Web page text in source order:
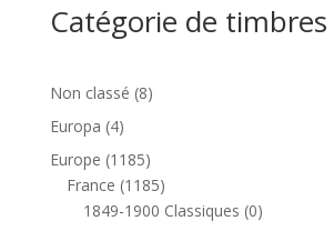
Catégorie de timbres
Non classé 88
Europa 44
produits
Europe 11851185
produits
France 11851185
produits
1849-1900 Classiques 00